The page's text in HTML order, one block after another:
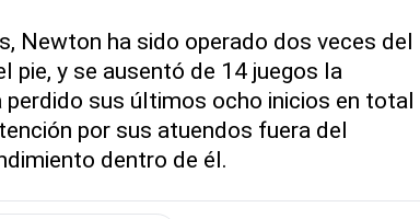
Newton ha sido operado dos veces del
pie, y se ausentó de 14 juegos la
perdido sus últimos ocho inicios en total
por sus atuendos fuera del
dentro de él.